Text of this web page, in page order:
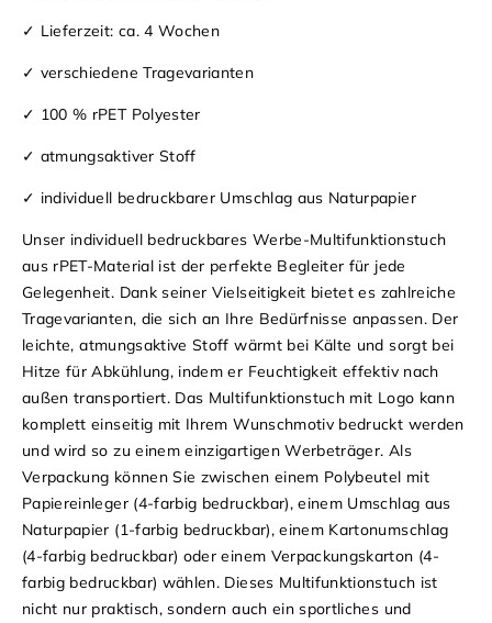
✓ Lieferzeit: ca. 4 Wochen
✓ verschiedene Tragevarianten
✓ 100 % rPET Polyester
✓ atmungsaktiver Stoff
✓ individuell bedruckbarer Umschlag aus Naturpapier
Unser individuell bedruckbares Werbe-Multifunktionstuch
aus rPET-Material ist der perfekte Begleiter für jede
Gelegenheit. Dank seiner Vielseitigkeit bietet es zahlreiche
Tragevarianten, die sich an Ihre Bedürfnisse anpassen. Der
leichte, atmungsaktive Stoff wärmt bei Kälte und sorgt bei
Hitze für Abkühlung, indem er Feuchtigkeit effektiv nach
außen transportiert. Das Multifunktionstuch mit Logo kann
komplett einseitig mit Ihrem Wunschmotiv bedruckt werden
und wird so zu einem einzigartigen Werbeträger. Als
Verpackung können Sie zwischen einem Polybeutel mit
Papiereinleger (4-farbig bedruckbar), einem Umschlag aus
Naturpapier (1-farbig bedruckbar), einem Kartonumschlag
(4-farbig bedruckbar) oder einem Verpackungskarton (4-
farbig bedruckbar) wählen. Dieses Multifunktionstuch ist
nicht nur praktisch, sondern auch ein sportliches und